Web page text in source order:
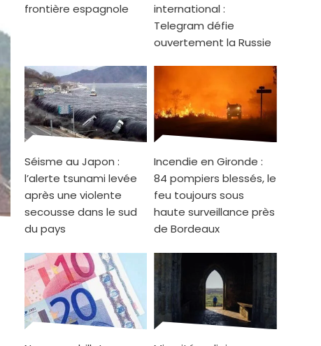
frontière espagnole
international :
Telegram défie
ouvertement la Russie
Séisme au Japon :
l’alerte tsunami levée
après une violente
secousse dans le sud
du pays
Incendie en Gironde :
84 pompiers blessés, le
feu toujours sous
haute surveillance près
de Bordeaux